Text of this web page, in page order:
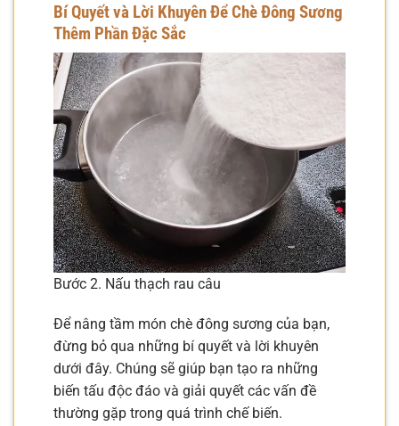
Bí Quyết và Lời Khuyên Để Chè Đông Sương
Thêm Phần Đặc Sắc
Bước 2. Nấu thạch rau câu
Để nâng tầm món chè đông sương của bạn,
đừng bỏ qua những bí quyết và lời khuyên
dưới đây. Chúng sẽ giúp bạn tạo ra những
biến tấu độc đáo và giải quyết các vấn đề
thường gặp trong quá trình chế biến.